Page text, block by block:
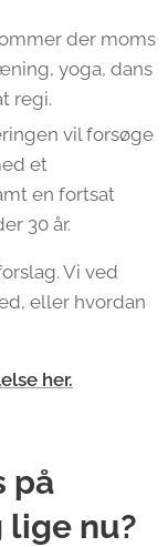
der moms
yoga, dans
regi.
vil forsøge
et
en fortsat
30 år.
Vi ved
eller hvordan
her.
på
nu?